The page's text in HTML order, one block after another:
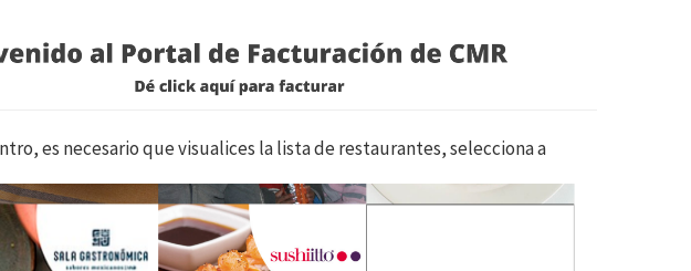
es necesario que visualices la lista de restaurantes, selecciona a